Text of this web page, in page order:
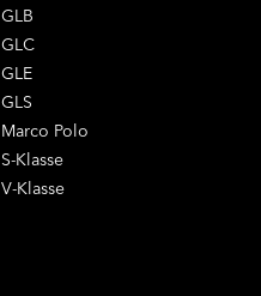
GLB
GLC
GLE
GLS
Marco Polo
S-Klasse
V-Klasse